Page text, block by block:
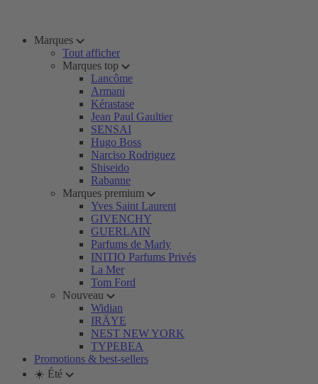
Marques
Tout afficher
Marques top
Lancôme
Armani
Kérastase
Jean Paul Gaultier
SENSAI
Hugo Boss
Narciso Rodriguez
Shiseido
Rabanne
Marques premium
Yves Saint Laurent
GIVENCHY
GUERLAIN
Parfums de Marly
INITIO Parfums Privés
La Mer
Tom Ford
Nouveau
Widian
IRÄYE
NEST NEW YORK
TYPEBEA
Promotions & best-sellers
☀️ Été